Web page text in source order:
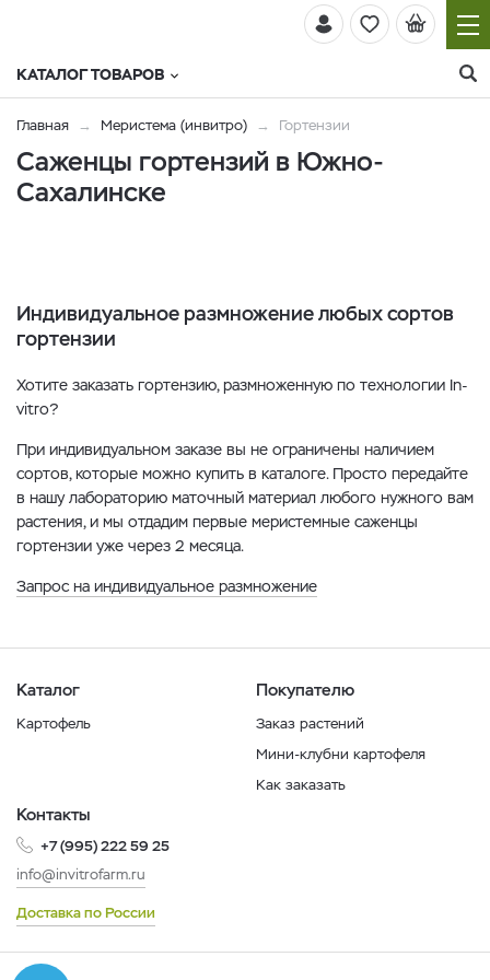
КАТАЛОГ ТОВАРОВ
Главная Меристема (инвитро) Гортензии
Саженцы гортензий в Южно-
Сахалинске
Индивидуальное размножение любых сортов
гортензии
Хотите заказать гортензию, размноженную по технологии In-
vitro?
При индивидуальном заказе вы не ограничены наличием
сортов, которые можно купить в каталоге. Просто передайте
в нашу лабораторию маточный материал любого нужного вам
растения, и мы отдадим первые меристемные саженцы
гортензии уже через 2 месяца.
Запрос на индивидуальное размножение
Каталог
Картофель
Покупателю
Заказ растений
Мини-клубни картофеля
Как заказать
Контакты
+7 (995) 222 59 25
info@invitrofarm.ru
Доставка по России